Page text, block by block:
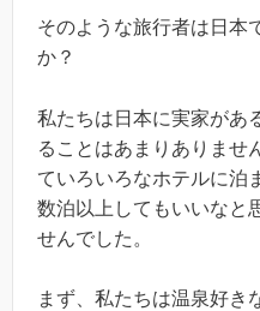
そのような旅行者は日本
か？
私たちは日本に実家があ
ることはあまりありませ
ていろいろなホテルに泊
数泊以上してもいいなと
せんでした。
まず、私たちは温泉好き